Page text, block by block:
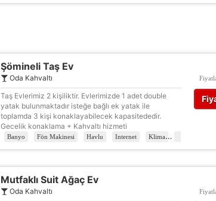
Çerez tercihlerinizi
Şömineli Taş Ev
Oda Kahvaltı
Taş Evlerimiz 2 kişiliktir. Evlerimizde 1 adet double
yatak bulunmaktadır isteğe bağlı ek yatak ile
toplamda 3 kişi konaklayabilecek kapasitededir.
Gecelik konaklama + Kahvaltı hizmeti
Banyo Fön Makinesi Havlu Internet Klima
Mutfaklı Suit Ağaç Ev
Oda Kahvaltı